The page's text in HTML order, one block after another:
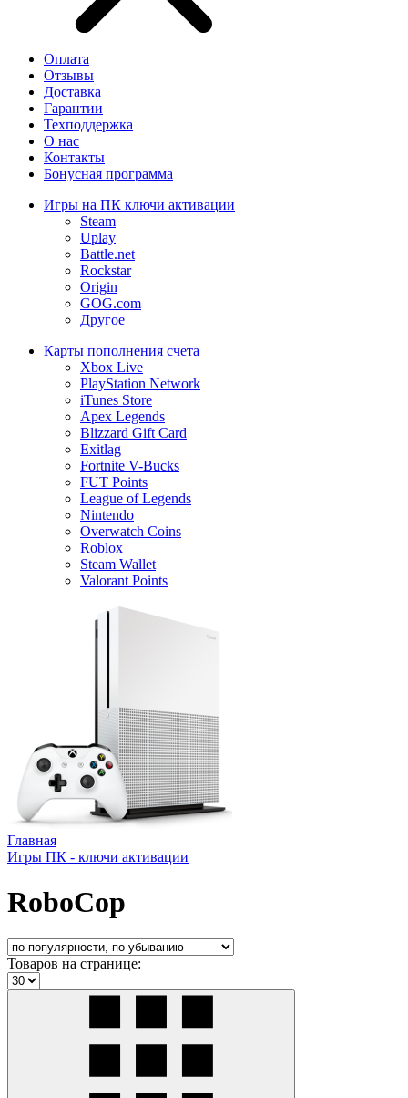
Оплата
Отзывы
Доставка
Гарантии
Техподдержка
О нас
Контакты
Бонусная программа
Игры на ПК ключи активации
Steam
Uplay
Battle.net
Rockstar
Origin
GOG.com
Другое
Карты пополнения счета
Xbox Live
PlayStation Network
iTunes Store
Apex Legends
Blizzard Gift Card
Exitlag
Fortnite V-Bucks
FUT Points
League of Legends
Nintendo
Overwatch Coins
Roblox
Steam Wallet
Valorant Points
Главная
Игры ПК - ключи активации
RoboCop
Товаров на странице: